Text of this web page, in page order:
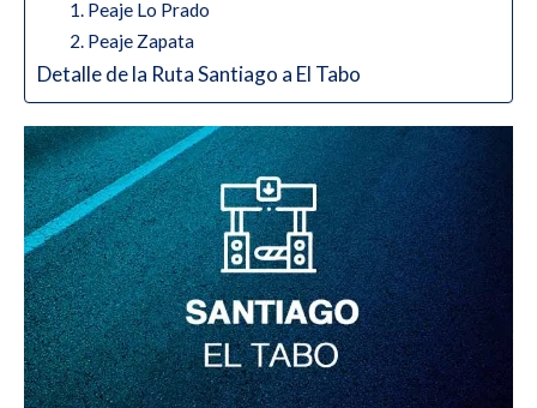
1. Peaje Lo Prado
2. Peaje Zapata
Detalle de la Ruta Santiago a El Tabo